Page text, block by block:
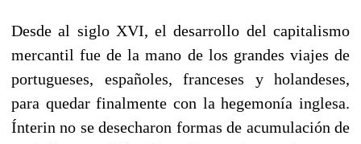
Desde al siglo XVI, el desarrollo del capitalismo
mercantil fue de la mano de los grandes viajes de
portugueses, españoles, franceses y holandeses,
para quedar finalmente con la hegemonía inglesa.
Ínterin no se desecharon formas de acumulación de